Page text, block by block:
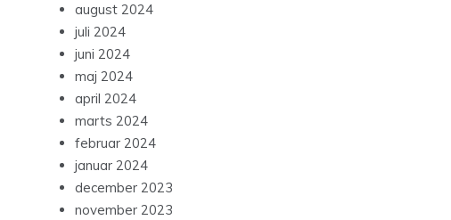
august 2024
juli 2024
juni 2024
maj 2024
april 2024
marts 2024
februar 2024
januar 2024
december 2023
november 2023